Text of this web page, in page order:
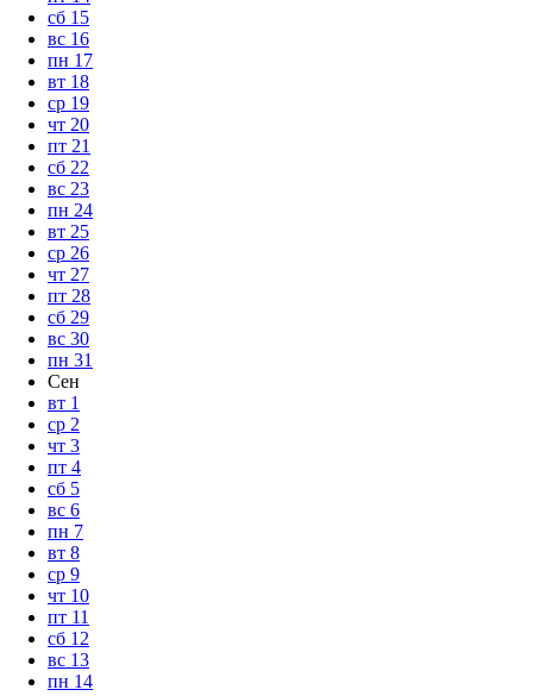
сб 15
вс 16
пн 17
вт 18
ср 19
чт 20
пт 21
сб 22
вс 23
пн 24
вт 25
ср 26
чт 27
пт 28
сб 29
вс 30
пн 31
Сен
вт 1
ср 2
чт 3
пт 4
сб 5
вс 6
пн 7
вт 8
ср 9
чт 10
пт 11
сб 12
вс 13
пн 14